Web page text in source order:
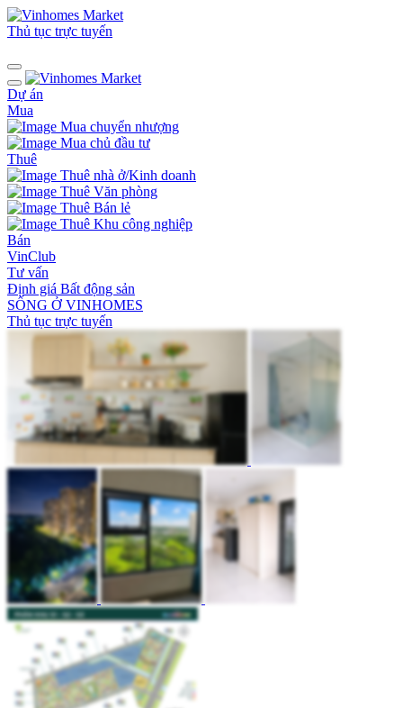
Thủ tục trực tuyến
Dự án
Mua
Mua chuyển nhượng
Mua chủ đầu tư
Thuê
Thuê nhà ở/Kinh doanh
Thuê Văn phòng
Thuê Bán lẻ
Thuê Khu công nghiệp
Bán
VinClub
Tư vấn
Định giá Bất động sản
SỐNG Ở VINHOMES
Thủ tục trực tuyến